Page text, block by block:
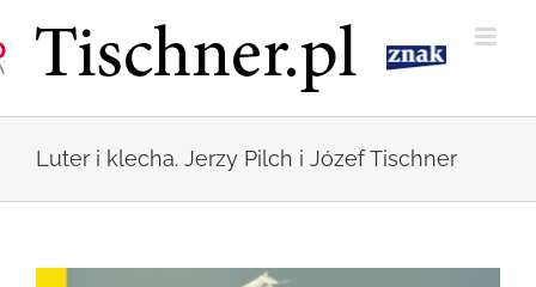
zawartości
Luter i klecha. Jerzy Pilch i Józef Tischner